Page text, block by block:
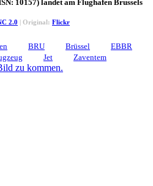
10157) landet am Flughafen Brussels
2.0 | Original: Flickr
BRU Brüssel
EBBR
Jet Zaventem